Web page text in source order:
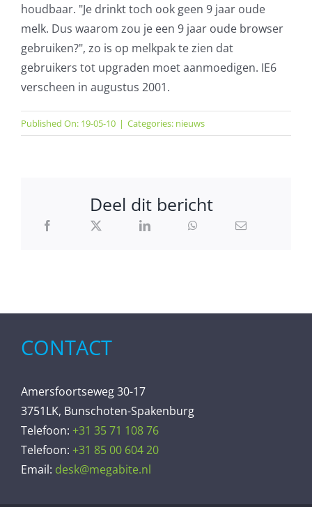
houdbaar. "Je drinkt toch ook geen 9 jaar oude
melk. Dus waarom zou je een 9 jaar oude browser
gebruiken?", zo is op melkpak te zien dat
gebruikers tot upgraden moet aanmoedigen. IE6
verscheen in augustus 2001.
Published On: 19-05-10 | Categories: nieuws
Deel dit bericht
CONTACT
Amersfoortseweg 30-17
3751LK, Bunschoten-Spakenburg
Telefoon: +31 35 71 108 76
Telefoon: +31 85 00 604 20
Email: desk@megabite.nl